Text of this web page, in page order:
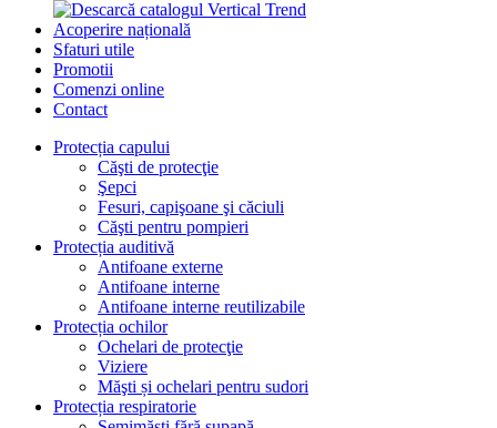
Acoperire națională
Sfaturi utile
Promotii
Comenzi online
Contact
Protecția capului
Căşti de protecţie
Şepci
Fesuri, capişoane şi căciuli
Căşti pentru pompieri
Protecția auditivă
Antifoane externe
Antifoane interne
Antifoane interne reutilizabile
Protecția ochilor
Ochelari de protecţie
Viziere
Măşti și ochelari pentru sudori
Protecția respiratorie